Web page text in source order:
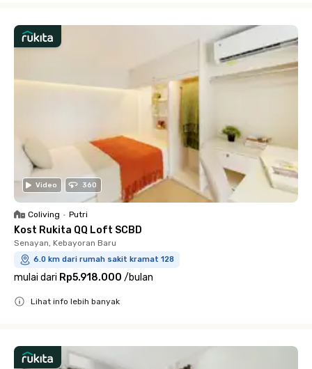
Video 360
Coliving • Putri
Kost Rukita QQ Loft SCBD
Senayan, Kebayoran Baru
6.0 km dari rumah sakit kramat 128
mulai dari Rp5.918.000 /bulan
Lihat info lebih banyak